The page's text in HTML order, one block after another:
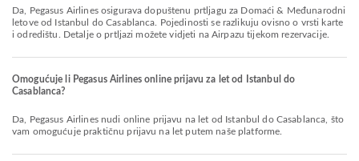
Da, Pegasus Airlines osigurava dopuštenu prtljagu za Domaći & Međunarodni
letove od Istanbul do Casablanca. Pojedinosti se razlikuju ovisno o vrsti karte
i odredištu. Detalje o prtljazi možete vidjeti na Airpazu tijekom rezervacije.
Omogućuje li Pegasus Airlines online prijavu za let od Istanbul do
Casablanca?
Da, Pegasus Airlines nudi online prijavu na let od Istanbul do Casablanca, što
vam omogućuje praktičnu prijavu na let putem naše platforme.